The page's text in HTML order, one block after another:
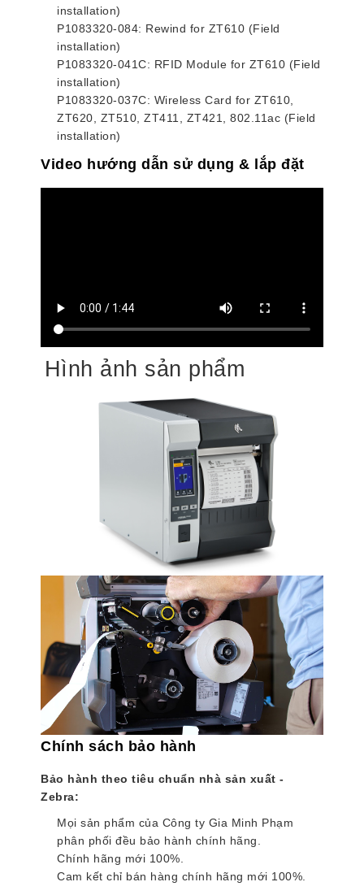
installation)
P1083320-084: Rewind for ZT610 (Field
installation)
P1083320‐041C: RFID Module for ZT610 (Field
installation)
P1083320-037C: Wireless Card for ZT610,
ZT620, ZT510, ZT411, ZT421, 802.11ac (Field
installation)
Video hướng dẫn sử dụng & lắp đặt
Hình ảnh sản phẩm
Chính sách bảo hành
Bảo hành theo tiêu chuẩn nhà sản xuất -
Zebra:
Mọi sản phẩm của Công ty Gia Minh Phạm
phân phối đều bảo hành chính hãng.
Chính hãng mới 100%.
Cam kết chỉ bán hàng chính hãng mới 100%.